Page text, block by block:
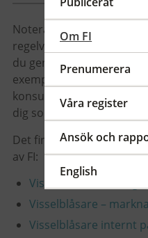
Om FI
Prenumerera
Våra register
Ansök och
English
Notera att visselblåsning
regelverk. För att du ska
du genom ditt arbete
exempel som anställd,
konsult. Möjligheten att
dig som tidigare har varit
Det finns tre former av
av FI:
Visselblåsare –
Visselblåsare –
Visselblåsare internt